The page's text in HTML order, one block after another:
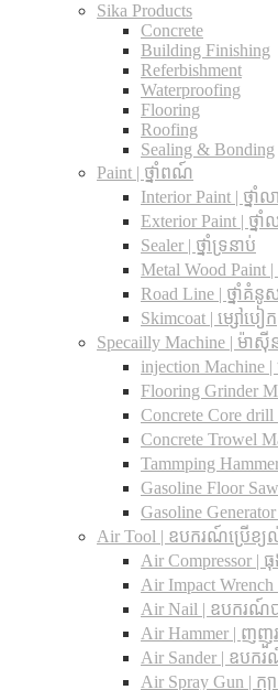
Sika Products
Concrete
Building Finishing
Referbishment
Waterproofing
Flooring
Roofing
Sealing & Bonding
Paint | ថ្នាំពណ៍
Interior Paint | ថ្នាំល
Exterior Paint | ថ្នាំ
Sealer | ថ្នាំទ្រនាប់
Metal Wood Paint
Road Line | ថ្នាំគំនូស
Skimcoat | ម្សៅបៀក
Specailly Machine | ម៉ា
injection Machine
Flooring Grinder
Concrete Core
Concrete Trowel
Tammping
Gasoline Floor
Gasoline
Air Tool | ឧបករណ៍ប្រើខ្យ
Air Compressor |
Air Impact
Air Nail | ឧបករណ៍
Air Hammer | ញញួ
Air Sander | ឧបក
Air Spray Gun | ក្ប